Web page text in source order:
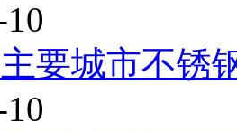
要城市不锈